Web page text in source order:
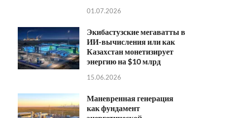
01.07.2026
Экибастузские мегаватты в
ИИ-вычисления или как
Казахстан монетизирует
энергию на $10 млрд
15.06.2026
Маневренная генерация
как фундамент